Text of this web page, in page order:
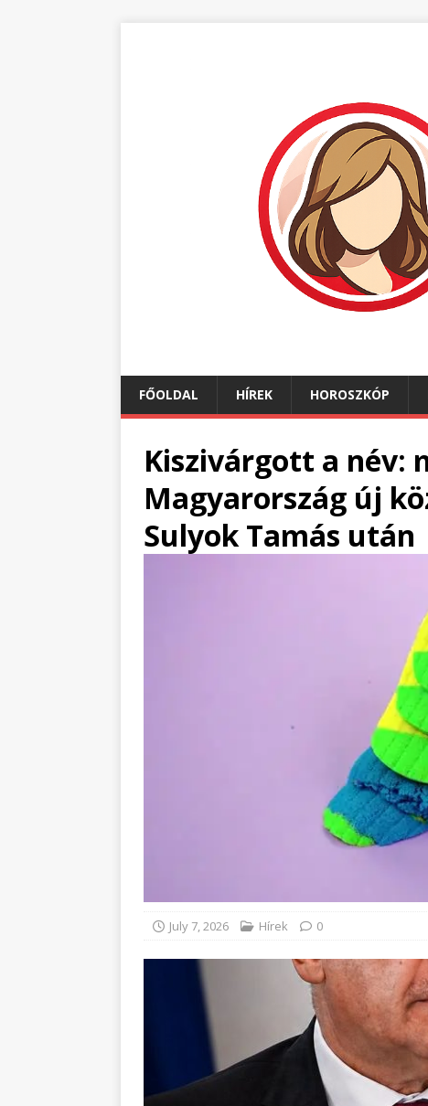
FŐOLDAL HÍREK HOROSZKÓP
Kiszivárgott a név:
Magyarország új
Sulyok Tamás után
July 7, 2026 Hírek 0